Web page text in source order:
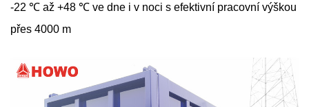
-22 ℃ až +48 ℃ ve dne i v noci s efektivní pracovní výškou
přes 4000 m